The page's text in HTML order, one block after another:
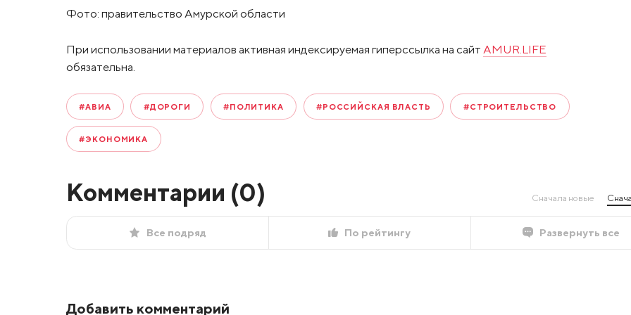
Фото: правительство Амурской области
При использовании материалов активная индексируемая гиперссылка на сайт AMUR.LIFE
обязательна.
#АВИА #ДОРОГИ #ПОЛИТИКА #РОССИЙСКАЯ ВЛАСТЬ #СТРОИТЕЛЬСТВО
#ЭКОНОМИКА
Комментарии (0) Сначала новые
Все подряд По рейтингу Развернуть все
Добавить комментарий